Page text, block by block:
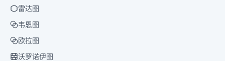
雷达图
韦恩图
欧拉图
沃罗诺伊图